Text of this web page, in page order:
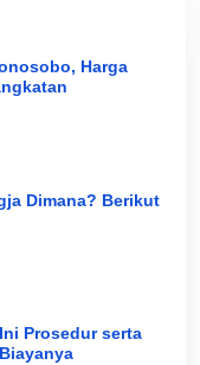
Harga
Dimana? Berikut
Prosedur serta